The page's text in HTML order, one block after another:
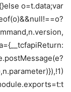
o=t.data;var